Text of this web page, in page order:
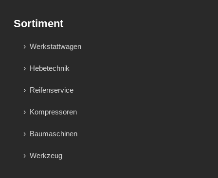
Sortiment
Werkstattwagen
Hebetechnik
Reifenservice
Kompressoren
Baumaschinen
Werkzeug